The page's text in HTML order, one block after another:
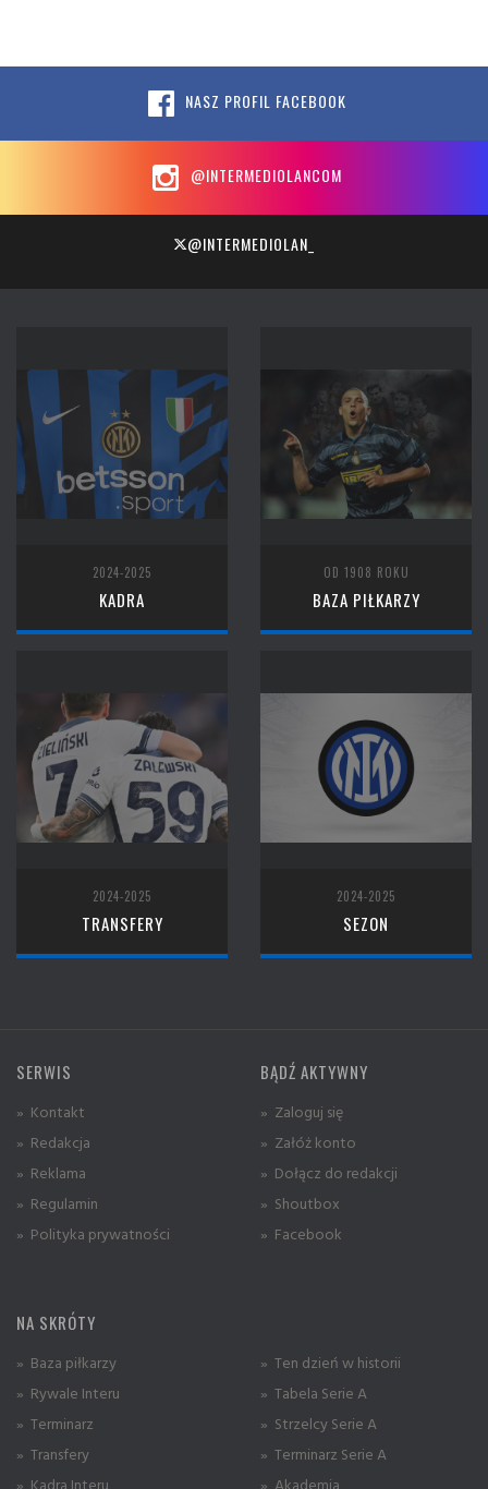
NASZ PROFIL FACEBOOK
@INTERMEDIOLANCOM
@INTERMEDIOLAN_
2024-2025
KADRA
OD 1908 ROKU
BAZA PIŁKARZY
2024-2025
TRANSFERY
2024-2025
SEZON
SERWIS
» Kontakt
» Redakcja
» Reklama
» Regulamin
» Polityka prywatności
BĄDŹ AKTYWNY
» Zaloguj się
» Załóż konto
» Dołącz do redakcji
» Shoutbox
» Facebook
NA SKRÓTY
» Baza piłkarzy
» Rywale Interu
» Terminarz
» Transfery
» Kadra Interu
» Ten dzień w historii
» Tabela Serie A
» Strzelcy Serie A
» Terminarz Serie A
» Akademia